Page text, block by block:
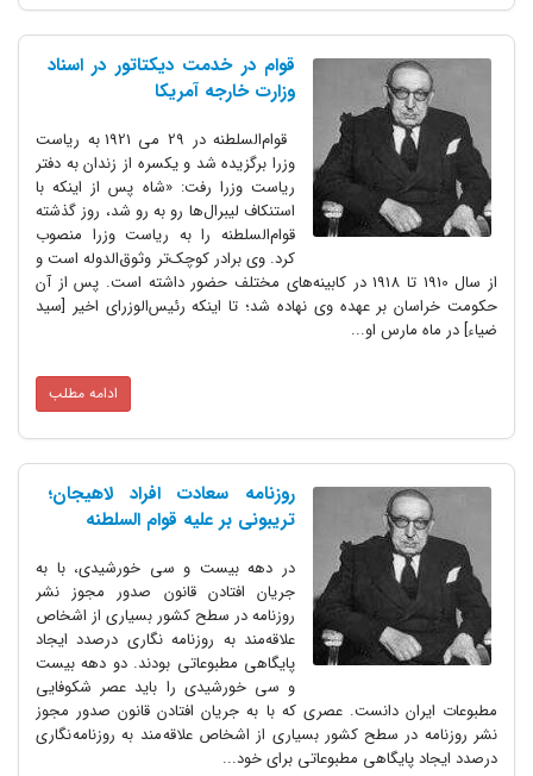
قوام در خدمت دیکتاتور در اسناد
وزارت خارجه آمریکا
قوام‌السلطنه در 29 می 1921 به ریاست
وزرا برگزیده شد و یکسره از زندان به دفتر
ریاست وزرا رفت: «شاه پس از اینکه با
استنکاف لیبرال‌ها رو به رو شد، روز گذشته
قوام‌السلطنه را به ریاست وزرا منصوب
کرد. وی برادر کوچک‌تر وثوق‌الدوله است و
از سال 1910 تا 1918 در کابینه‌های مختلف حضور داشته است. پس از آن
حکومت خراسان بر عهده وی نهاده شد؛ تا اینکه رئیس‌الوزرای اخیر [سید
ضیاء] در ماه مارس او...
ادامه مطلب
روزنامه سعادت افراد لاهیجان؛
تریبونی بر علیه قوام السلطنه
در دهه بیست و سی خورشیدی، با به
جریان افتادن قانون صدور مجوز نشر
روزنامه در سطح کشور بسیاری از اشخاص
علاقه‌مند به روزنامه نگاری درصدد ایجاد
پایگاهی مطبوعاتی بودند. دو دهه بیست
و سی خورشیدی را باید عصر شکوفایی
مطبوعات ایران دانست. عصری که با به جریان افتادن قانون صدور مجوز
نشر روزنامه در سطح کشور بسیاری از اشخاص علاقه مند به روزنامه نگاری
درصدد ایجاد پایگاهی مطبوعاتی برای خود...